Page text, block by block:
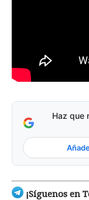
Haz que
¡Síguenos en